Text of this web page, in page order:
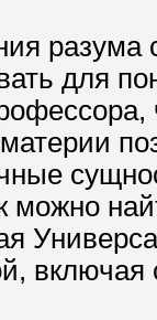
разума
для